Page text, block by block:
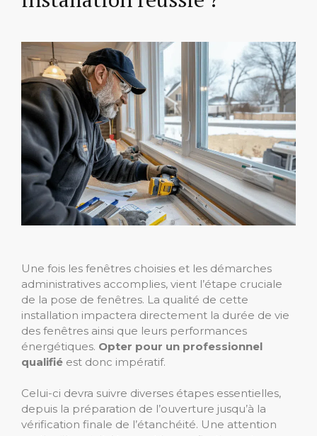
Une fois les fenêtres choisies et les démarches
administratives accomplies, vient l’étape cruciale
de la pose de fenêtres. La qualité de cette
installation impactera directement la durée de vie
des fenêtres ainsi que leurs performances
énergétiques. Opter pour un professionnel
qualifié est donc impératif.
Celui-ci devra suivre diverses étapes essentielles,
depuis la préparation de l’ouverture jusqu’à la
vérification finale de l’étanchéité. Une attention